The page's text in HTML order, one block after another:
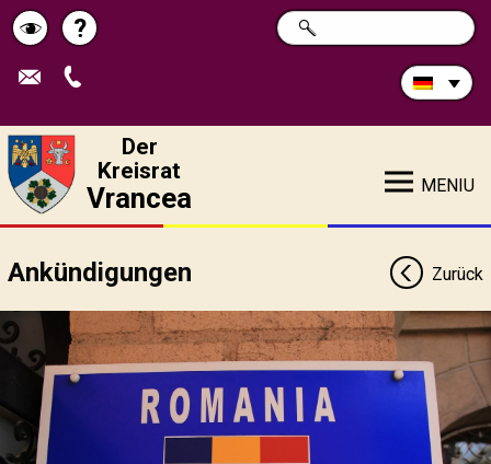
Schimbă
contrastul
Pagina
de
?
Durchsuchen
Sie
SUCHE
Der
Kreisrat
Vrancea MENIU
Ankündigungen Zurück